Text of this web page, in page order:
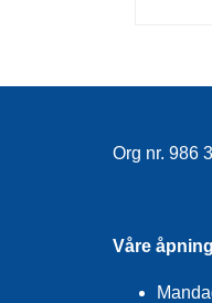
Org nr. 986
Våre